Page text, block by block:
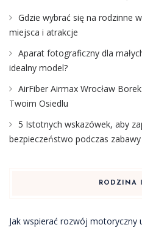
Gdzie wybrać się na rodzinne
miejsca i atrakcje
Aparat fotograficzny dla
idealny model?
AirFiber Airmax Wrocław
Twoim Osiedlu
5 Istotnych wskazówek, aby
bezpieczeństwo podczas zabawy
RODZINA
Jak wspierać rozwój motoryczny